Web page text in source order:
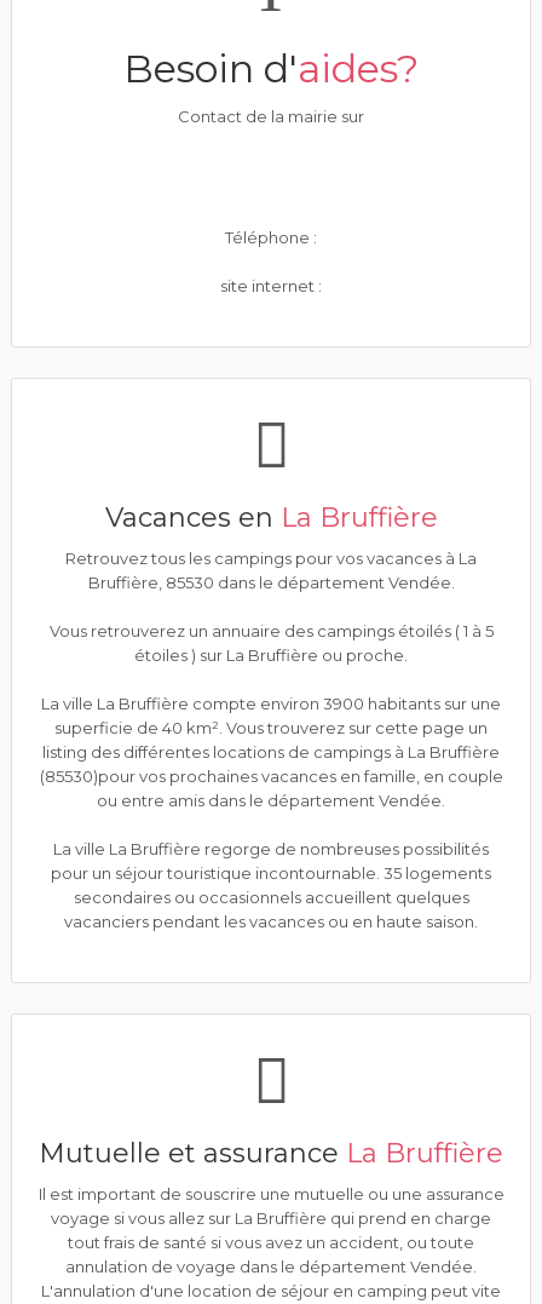
Besoin d'aides?
Contact de la mairie sur
Téléphone :
site internet :
Vacances en La Bruffière
Retrouvez tous les campings pour vos vacances à La
Bruffière, 85530 dans le département Vendée.
Vous retrouverez un annuaire des campings étoilés ( 1 à 5
étoiles ) sur La Bruffière ou proche.
La ville La Bruffière compte environ 3900 habitants sur une
superficie de 40 km². Vous trouverez sur cette page un
listing des différentes locations de campings à La Bruffière
(85530)pour vos prochaines vacances en famille, en couple
ou entre amis dans le département Vendée.
La ville La Bruffière regorge de nombreuses possibilités
pour un séjour touristique incontournable. 35 logements
secondaires ou occasionnels accueillent quelques
vacanciers pendant les vacances ou en haute saison.
Mutuelle et assurance La Bruffière
Il est important de souscrire une mutuelle ou une assurance
voyage si vous allez sur La Bruffière qui prend en charge
tout frais de santé si vous avez un accident, ou toute
annulation de voyage dans le département Vendée.
L'annulation d'une location de séjour en camping peut vite